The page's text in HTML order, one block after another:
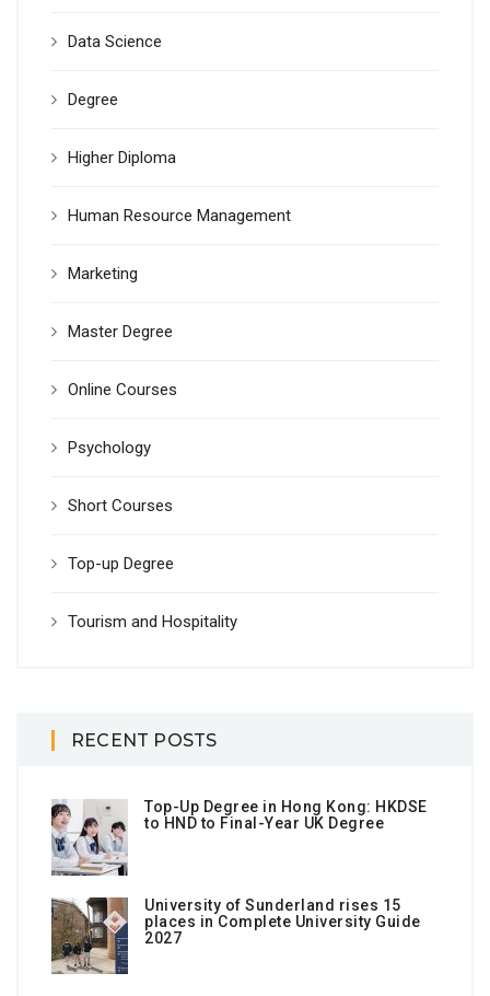
Data Science
Degree
Higher Diploma
Human Resource Management
Marketing
Master Degree
Online Courses
Psychology
Short Courses
Top-up Degree
Tourism and Hospitality
RECENT POSTS
Top-Up Degree in Hong Kong: HKDSE
to HND to Final-Year UK Degree
University of Sunderland rises 15
places in Complete University Guide
2027